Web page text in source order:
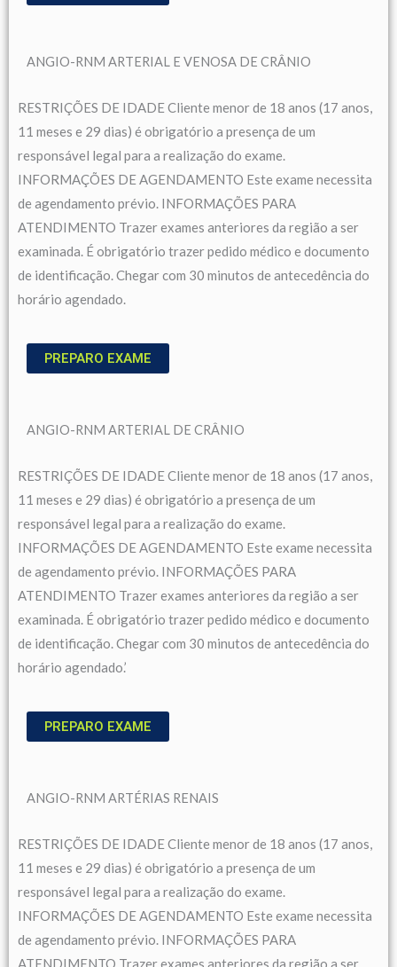
ANGIO-RNM ARTERIAL E VENOSA DE CRÂNIO
RESTRIÇÕES DE IDADE Cliente menor de 18 anos (17 anos,
11 meses e 29 dias) é obrigatório a presença de um
responsável legal para a realização do exame.
INFORMAÇÕES DE AGENDAMENTO Este exame necessita
de agendamento prévio. INFORMAÇÕES PARA
ATENDIMENTO Trazer exames anteriores da região a ser
examinada. É obrigatório trazer pedido médico e documento
de identificação. Chegar com 30 minutos de antecedência do
horário agendado.
PREPARO EXAME
ANGIO-RNM ARTERIAL DE CRÂNIO
RESTRIÇÕES DE IDADE Cliente menor de 18 anos (17 anos,
11 meses e 29 dias) é obrigatório a presença de um
responsável legal para a realização do exame.
INFORMAÇÕES DE AGENDAMENTO Este exame necessita
de agendamento prévio. INFORMAÇÕES PARA
ATENDIMENTO Trazer exames anteriores da região a ser
examinada. É obrigatório trazer pedido médico e documento
de identificação. Chegar com 30 minutos de antecedência do
horário agendado.’
PREPARO EXAME
ANGIO-RNM ARTÉRIAS RENAIS
RESTRIÇÕES DE IDADE Cliente menor de 18 anos (17 anos,
11 meses e 29 dias) é obrigatório a presença de um
responsável legal para a realização do exame.
INFORMAÇÕES DE AGENDAMENTO Este exame necessita
de agendamento prévio. INFORMAÇÕES PARA
ATENDIMENTO Trazer exames anteriores da região a ser